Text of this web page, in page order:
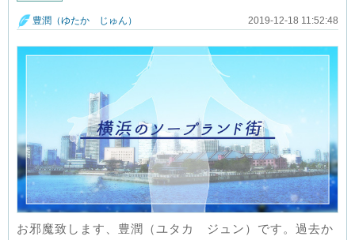
豊潤（ゆたか じゅん） 2019-12-18 11:52:48
お邪魔致します、豊潤（ユタカ ジュン）です。過去か